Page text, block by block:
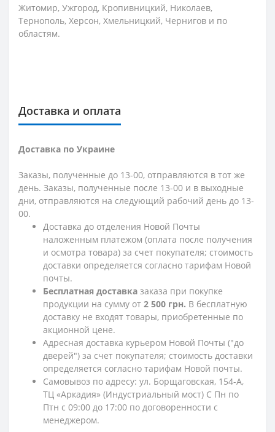
Житомир, Ужгород, Кропивницкий, Николаев,
Тернополь, Херсон, Хмельницкий, Чернигов и по
областям.
Доставка и оплата
Доставка по Украине
Заказы, полученные до 13-00, отправляются в тот же
день. Заказы, полученные после 13-00 и в выходные
дни, отправляются на следующий рабочий день до 13-
00.
Доставка до отделения Новой Почты
наложенным платежом (оплата после получения
и осмотра товара) за счет покупателя; стоимость
доставки определяется согласно тарифам Новой
почты.
Бесплатная доставка заказа при покупке
продукции на сумму от 2 500 грн. В бесплатную
доставку не входят товары, приобретенные по
акционной цене.
Адресная доставка курьером Новой Почты ("до
дверей") за счет покупателя; стоимость доставки
определяется согласно тарифам Новой почты.
Самовывоз по адресу: ул. Борщаговская, 154-А,
ТЦ «Аркадия» (Индустриальный мост) С Пн по
Птн с 09:00 до 17:00 по договоренности с
менеджером.